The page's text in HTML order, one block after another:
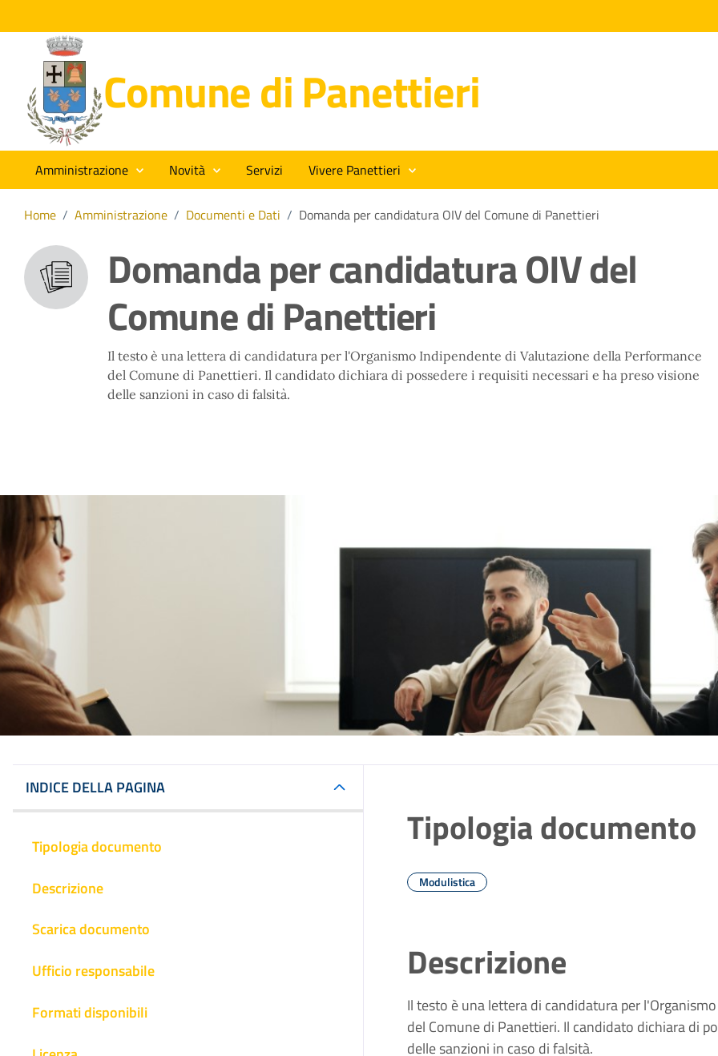
Comune di Panettieri
Amministrazione Novità Servizi Vivere Panettieri
Home / Amministrazione / Documenti e Dati / Domanda per candidatura OIV del Comune di Panettieri
Domanda per candidatura OIV del
Comune di Panettieri
Il testo è una lettera di candidatura per l'Organismo Indipendente di Valutazione della Performance
del Comune di Panettieri. Il candidato dichiara di possedere i requisiti necessari e ha preso visione
delle sanzioni in caso di falsità.
INDICE DELLA PAGINA
Tipologia documento
Descrizione
Scarica documento
Ufficio responsabile
Formati disponibili
Tipologia documento
Modulistica
Descrizione
Il testo è una lettera di candidatura per
del Comune di Panettieri. Il candidato dichiara di
delle sanzioni in caso di falsità.